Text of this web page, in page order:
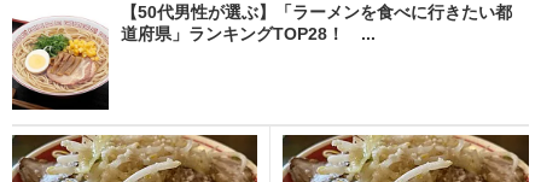
【50代男性が選ぶ】「ラーメンを食べに行きたい都
道府県」ランキングTOP28！ ...